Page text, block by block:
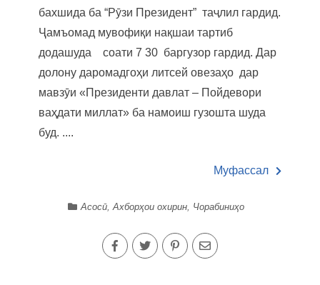
бахшида ба “Рӯзи Президент” таҷлил гардид.
Ҷамъомад мувофиқи нақшаи тартиб
додашуда соати 7 30 баргузор гардид. Дар
долону даромадгоҳи литсей овезаҳо дар
мавзӯи «Президенти давлат – Пойдевори
ваҳдати миллат» ба намоиш гузошта шуда
буд. ....
Муфассал
Асосӣ,Ахборҳои охирин, Чорабиниҳо